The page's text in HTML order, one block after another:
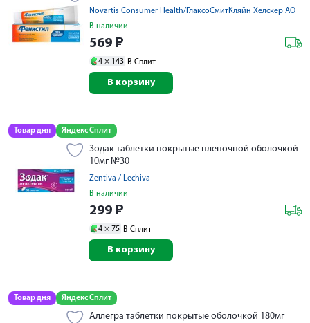
Novartis Consumer Health/ГлаксоСмитКляйн Хелскер АО
В наличии
569 ₽
4 × 143 В Сплит
В корзину
Товар дня Яндекс Сплит
Зодак таблетки покрытые пленочной оболочкой
10мг №30
Zentiva / Lechiva
В наличии
299 ₽
4 × 75 В Сплит
В корзину
Товар дня Яндекс Сплит
Аллегра таблетки покрытые оболочкой 180мг